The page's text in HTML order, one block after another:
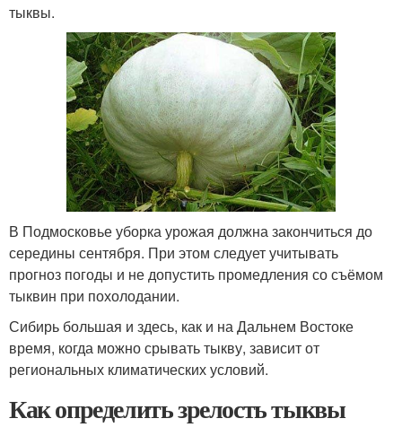
тыквы.
В Подмосковье уборка урожая должна закончиться до
середины сентября. При этом следует учитывать
прогноз погоды и не допустить промедления со съёмом
тыквин при похолодании.
Сибирь большая и здесь, как и на Дальнем Востоке
время, когда можно срывать тыкву, зависит от
региональных климатических условий.
Как определить зрелость тыквы